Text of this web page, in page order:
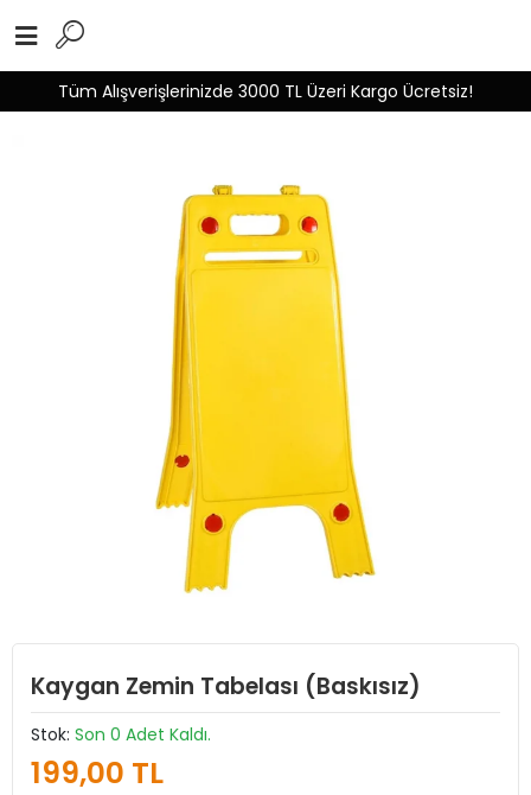
Tüm Alışverişlerinizde 3000 TL Üzeri Kargo Ücretsiz!
Kaygan Zemin Tabelası (Baskısız)
Stok: Son 0 Adet Kaldı.
199,00 TL